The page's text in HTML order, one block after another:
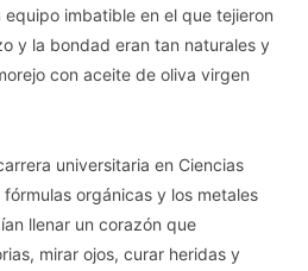
imbatible en el que tejieron
y la bondad eran tan naturales y
con aceite de oliva virgen
universitaria en Ciencias
orgánicas y los metales
llenar un corazón que
mirar ojos, curar heridas y